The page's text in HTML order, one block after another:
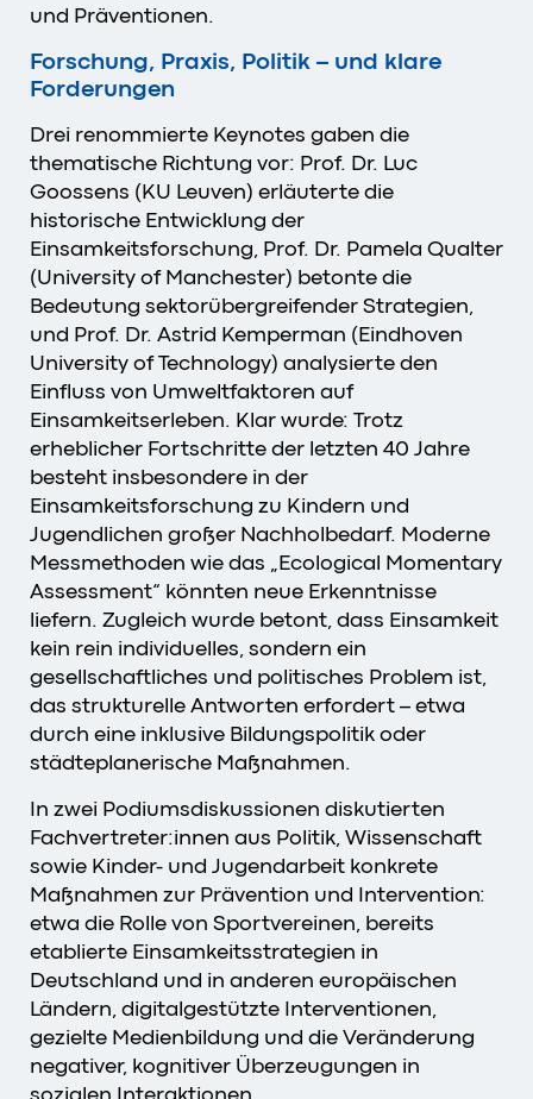
und Präventionen.
Forschung, Praxis, Politik – und klare
Forderungen
Drei renommierte Keynotes gaben die
thematische Richtung vor: Prof. Dr. Luc
Goossens (KU Leuven) erläuterte die
historische Entwicklung der
Einsamkeitsforschung, Prof. Dr. Pamela Qualter
(University of Manchester) betonte die
Bedeutung sektorübergreifender Strategien,
und Prof. Dr. Astrid Kemperman (Eindhoven
University of Technology) analysierte den
Einfluss von Umweltfaktoren auf
Einsamkeitserleben. Klar wurde: Trotz
erheblicher Fortschritte der letzten 40 Jahre
besteht insbesondere in der
Einsamkeitsforschung zu Kindern und
Jugendlichen großer Nachholbedarf. Moderne
Messmethoden wie das „Ecological Momentary
Assessment“ könnten neue Erkenntnisse
liefern. Zugleich wurde betont, dass Einsamkeit
kein rein individuelles, sondern ein
gesellschaftliches und politisches Problem ist,
das strukturelle Antworten erfordert – etwa
durch eine inklusive Bildungspolitik oder
städteplanerische Maßnahmen.
In zwei Podiumsdiskussionen diskutierten
Fachvertreter:innen aus Politik, Wissenschaft
sowie Kinder- und Jugendarbeit konkrete
Maßnahmen zur Prävention und Intervention:
etwa die Rolle von Sportvereinen, bereits
etablierte Einsamkeitsstrategien in
Deutschland und in anderen europäischen
Ländern, digitalgestützte Interventionen,
gezielte Medienbildung und die Veränderung
negativer, kognitiver Überzeugungen in
sozialen Interaktionen.